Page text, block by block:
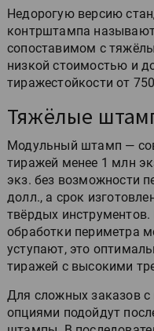
Недорогую версию
контрштампа
сопоставимом с
низкой стоимостью и
тиражестойкости от
Тяжёлые
Модульный штамп —
тиражей менее 1 млн
экз. без возможности
долл., а срок
твёрдых
обработки периметра
уступают, это
тиражей с высокими
Для сложных заказов с
опциями подойдут